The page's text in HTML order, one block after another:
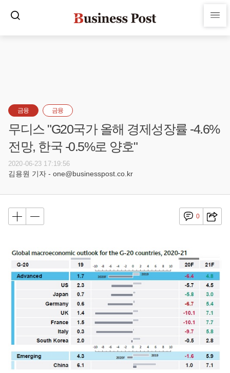
금융 금융
무디스 "G20국가 올해 경제성장률 -4.6%
전망, 한국 -0.5%로 양호"
2020-06-23 17:19:56
김용원 기자 - one@businesspost.co.kr
0